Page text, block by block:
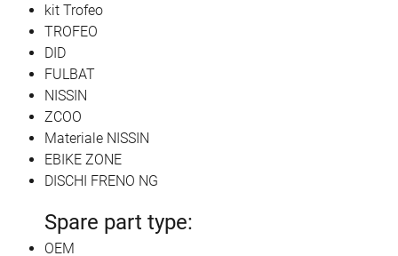
kit Trofeo
TROFEO
DID
FULBAT
NISSIN
ZCOO
Materiale NISSIN
EBIKE ZONE
DISCHI FRENO NG
Spare part type:
OEM